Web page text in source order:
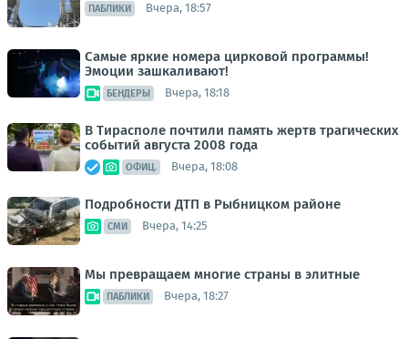
ПАБЛИКИ Вчера, 18:57
Самые яркие номера цирковой программы!
Эмоции зашкаливают!
БЕНДЕРЫ Вчера, 18:18
В Тирасполе почтили память жертв трагических
событий августа 2008 года
ОФИЦ. Вчера, 18:08
Подробности ДТП в Рыбницком районе
СМИ Вчера, 14:25
Мы превращаем многие страны в элитные
ПАБЛИКИ Вчера, 18:27